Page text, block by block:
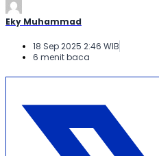
Eky Muhammad
18 Sep 2025 2:46 WIB
6 menit baca